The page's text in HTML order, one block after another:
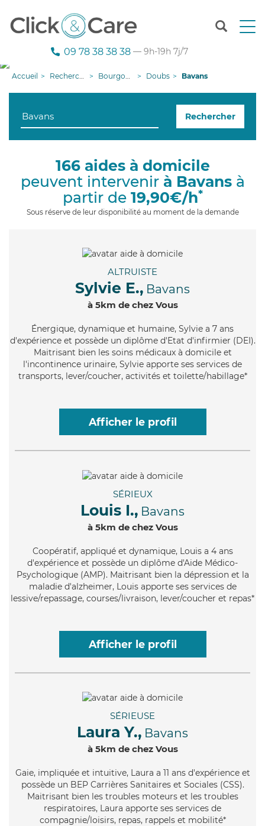
T
n
g
09 78 38 38 38 — 9h-19h 7j/7
Accueil Recherche aide à domicile Bourgogne-Franche-Comté Doubs Bavans
Rechercher
166 aides à domicile
peuvent intervenir à Bavansà
partir de 19,90€/h*
Sous réserve de leur disponibilité au moment de la demande
ALTRUISTE
Sylvie E., Bavans
à 5km de chez Vous
Énergique, dynamique et humaine, Sylvie a 7 ans
d'expérience et possède un diplôme d'Etat d'infirmier (DEI).
Maitrisant bien les soins médicaux à domicile et
l'incontinence urinaire, Sylvie apporte ses services de
transports, lever/coucher, activités et toilette/habillage*
Afficher le profil
SÉRIEUX
Louis I., Bavans
à 5km de chez Vous
Coopératif, appliqué et dynamique, Louis a 4 ans
d'expérience et possède un diplôme d'Aide Médico-
Psychologique (AMP). Maitrisant bien la dépression et la
maladie d'alzheimer, Louis apporte ses services de
lessive/repassage, courses/livraison, lever/coucher et repas*
Afficher le profil
SÉRIEUSE
Laura Y., Bavans
à 5km de chez Vous
Gaie, impliquée et intuitive, Laura a 11 ans d'expérience et
possède un BEP Carrières Sanitaires et Sociales (CSS).
Maitrisant bien les troubles moteurs et les troubles
respiratoires, Laura apporte ses services de
compagnie/loisirs, repas, rappels et mobilité*